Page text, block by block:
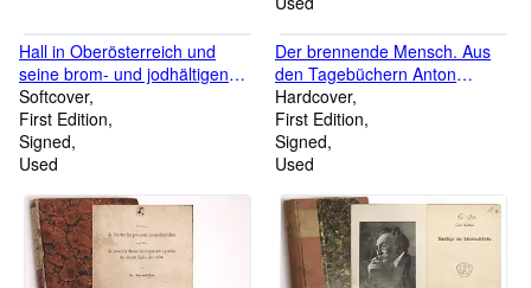
Hall in Oberösterreich und
seine brom- und jodhältigen
Soolquellen. Zum Gebrauche
für Curgäste.
Softcover
First Edition
Signed
Used
Der brennende Mensch. Aus
den Tagebüchern Anton
Hanaks.
Hardcover
First Edition
Signed
Used